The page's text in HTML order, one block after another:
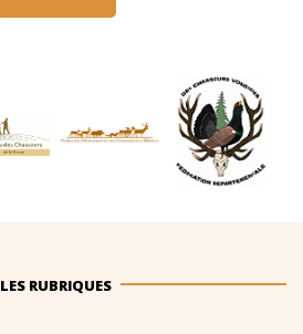
LES RUBRIQUES